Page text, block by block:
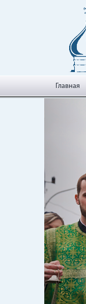
Главная